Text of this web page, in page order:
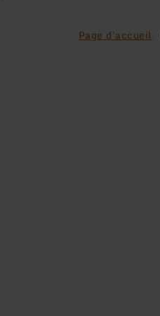
Page d'accueil